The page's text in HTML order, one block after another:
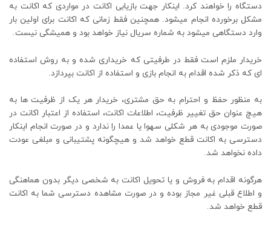
دستگاه را خواهند کرد. اینکار جهت بازیابی اکانت در مواردی که اکانت به
مشکل برخورده انجام میشود. همچنین فقط زمانی که اکانت برای اولین بار
وارد دستگاهی میشود به شماره سریال نیاز خواهد بود و همیشگی نیست.
خریدار ملزم است فقط در طرفیتی که خریداری شده و به روش استفاده
ای که ذکر شده اقدام به انجام بازی و استفاده از اکانت بپردازد.
به منظور حفظ و احترام به حق مشتری، خریدار هر یک از ظرفیت ها به
هیچ عنوان حق تغییر ظرفیت، اطلاعات اکانت، استفاده از اعتبار اکانت در
صورت موجودی به هر شکلی سهوا یا عمدا را ندارد و در صورت انجام اینکار
دسترسی به اکانت قطع خواهد شد و هیچگونه پشتیبانی و مبلغی عودت
داده نخواهد شد.
هرگونه اقدام به فروش و یا تحویل اکانت به شخصی دیگر بدون هماهنگی
و اطلاع قبلی غیر مجاز بوده و در صورت مشاهده دسترسی شما به اکانت
قطع خواهد شد.